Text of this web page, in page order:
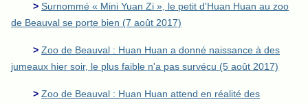
> Surnommé « Mini Yuan Zi », le petit d'Huan Huan au zoo
de Beauval se porte bien (7 août 2017)
> Zoo de Beauval : Huan Huan a donné naissance à des
jumeaux hier soir, le plus faible n'a pas survécu (5 août 2017)
> Zoo de Beauval : Huan Huan attend en réalité des